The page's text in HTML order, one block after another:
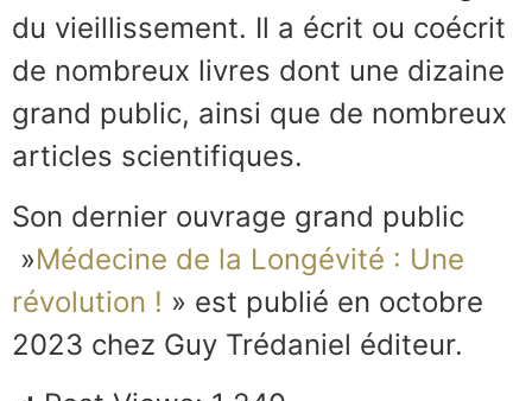
du vieillissement. Il a écrit ou coécrit
de nombreux livres dont une dizaine
grand public, ainsi que de nombreux
articles scientifiques.
Son dernier ouvrage grand public
»Médecine de la Longévité : Une
révolution ! » est publié en octobre
2023 chez Guy Trédaniel éditeur.